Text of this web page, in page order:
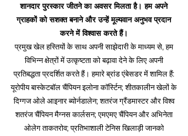
शानदार पुरस्कार जीतने का अवसर मिलता है। हम अपने
ग्राहकों को सशक्त बनाने और उन्हें मूल्यवान अनुभव प्रदान
करने में विश्वास करते हैं।
प्रमुख खेल हस्तियों के साथ अपनी साझेदारी के माध्यम से, हम
विभिन्न क्षेत्रों में उत्कृष्टता को बढ़ावा देने के लिए अपनी
प्रतिबद्धता प्रदर्शित करते हैं। हमारे ब्रांड एंबेसडर में शामिल हैं:
यूरोपीय बास्केटबॉल चैंपियन इलोना कॉर्स्टिन; शीतकालीन खेलों के
दिग्गज ओले आइनार ब्योर्नडालेन; शतरंज ग्रैंडमास्टर और विश्व
शतरंज चैंपियन मैग्नस कार्लसन; एमएमए चैंपियन और अभिनेता
ओलेग ताकतरोव; प्रतिभाशाली टेनिस खिलाड़ी जानको